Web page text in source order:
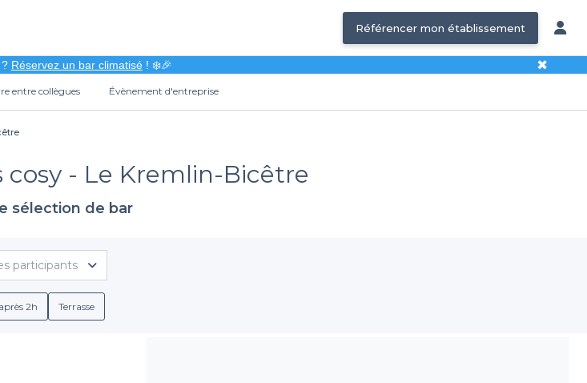
Référencer mon établissement
Réservez un bar climatisé! ❄️🎉 ✖
entre collègues Évènement d'entreprise
cosy - Le Kremlin-Bicêtre
sélection de bar
participants
2h Terrasse